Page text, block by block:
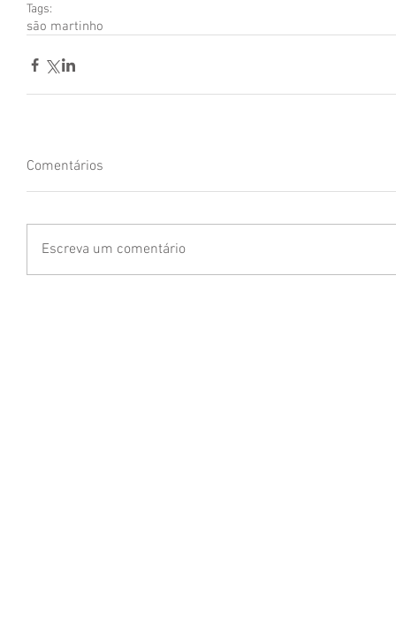
Tags:
são martinho
Comentários
Escreva um comentário